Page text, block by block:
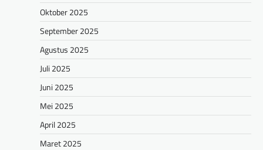
Oktober 2025
September 2025
Agustus 2025
Juli 2025
Juni 2025
Mei 2025
April 2025
Maret 2025